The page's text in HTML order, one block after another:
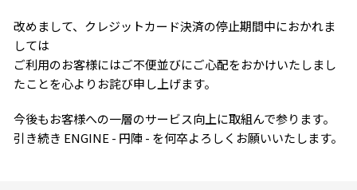
改めまして、クレジットカード決済の停止期間中におかれま
しては
ご利用のお客様にはご不便並びにご心配をおかけいたしまし
たことを心よりお詫び申し上げます。
今後もお客様への一層のサービス向上に取組んで参ります。
引き続き ENGINE - 円陣 - を何卒よろしくお願いいたします。